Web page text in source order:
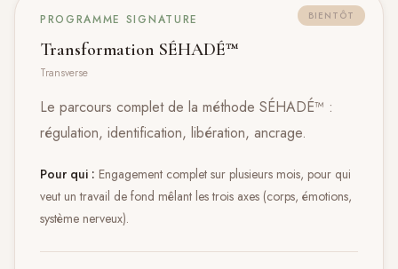
BIENTÔT
PROGRAMME SIGNATURE
Transformation SÉHADÉ™
Transverse
Le parcours complet de la méthode SÉHADÉ™ :
régulation, identification, libération, ancrage.
Pour qui : Engagement complet sur plusieurs mois, pour qui
veut un travail de fond mêlant les trois axes (corps, émotions,
système nerveux).